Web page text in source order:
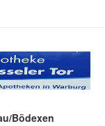
Bödexen